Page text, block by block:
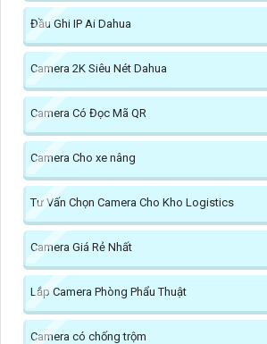
Đầu Ghi IP Ai Dahua
Camera 2K Siêu Nét Dahua
Camera Có Đọc Mã QR
Camera Cho xe nâng
Tư Vấn Chọn Camera Cho Kho Logistics
Camera Giá Rẻ Nhất
Lắp Camera Phòng Phẩu Thuật
Camera có chống trộm